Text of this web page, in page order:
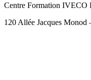
Centre Formation IVECO
120 Allée Jacques